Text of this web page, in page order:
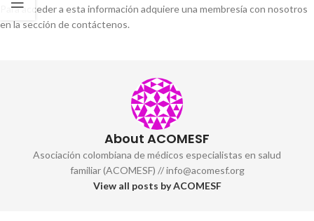
Para acceder a esta información adquiere una membresía con nosotros
en la sección de contáctenos.
About ACOMESF
Asociación colombiana de médicos especialistas en salud
familiar (ACOMESF) // info@acomesf.org
View all posts by ACOMESF